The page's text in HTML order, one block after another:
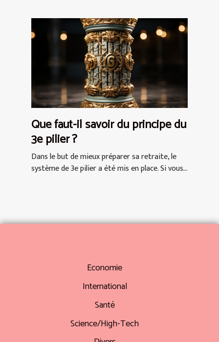
Que faut-il savoir du principe du
3e pilier ?
Dans le but de mieux préparer sa retraite, le
système de 3e pilier a été mis en place. Si vous...
Economie
International
Santé
Science/High-Tech